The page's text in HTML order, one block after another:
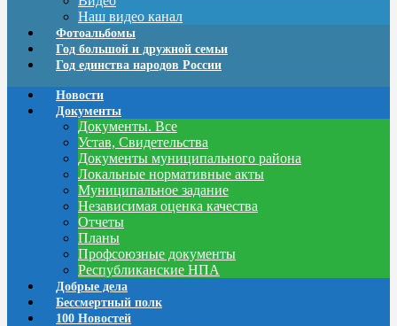
Наш видео канал
Фотоальбомы
Год большой и дружной семьи
Год единства народов России
Новости
Документы
Документы. Все
Устав, Свидетельства
Документы муниципального района
Локальные нормативные акты
Муниципальное задание
Независимая оценка качества
Отчеты
Планы
Профсоюзные документы
Республиканские НПА
Добрые дела
Бессмертный полк
100 Новостей